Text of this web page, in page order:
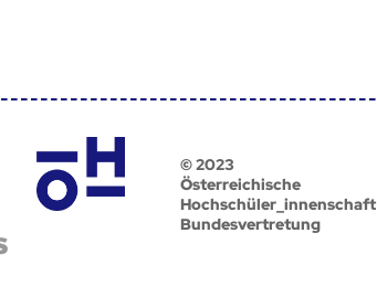
© 2023
Österreichische
Hochschüler_innenschaft
Bundesvertretung